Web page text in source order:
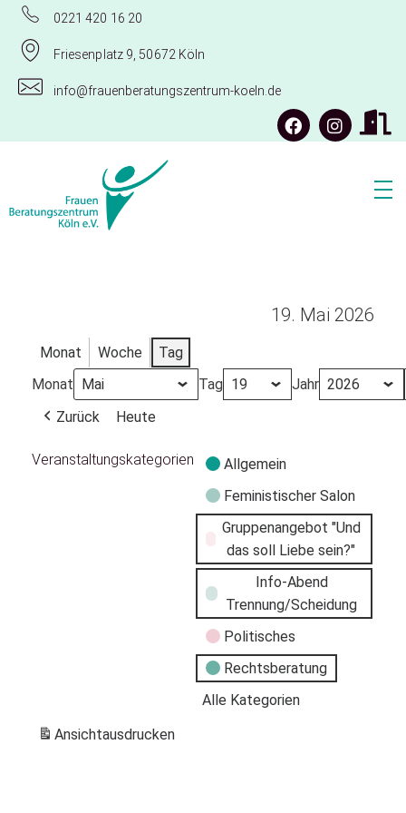
0221 420 16 20
Friesenplatz 9, 50672 Köln
info@frauenberatungszentrum-koeln.de
19. Mai 2026
Monat Woche
Tag
Monat
Tag
Jahr
Zurück
Heute
Veranstaltungskategorien
Allgemein
Feministischer Salon
Gruppenangebot "Und
das soll Liebe sein?"
Info-Abend
Trennung/Scheidung
Politisches
Rechtsberatung
Alle Kategorien
Ansichtausdrucken